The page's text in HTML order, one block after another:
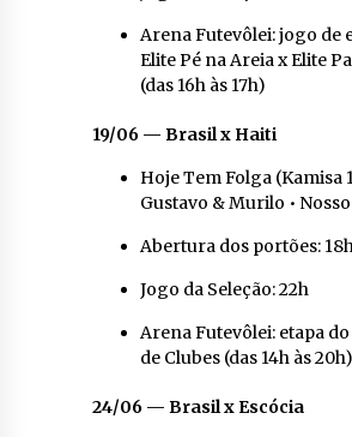
Arena Futevôlei: jogo de
Elite Pé na Areia x Elite
(das 16h às 17h)
19/06 — Brasil x Haiti
Hoje Tem Folga (Kamisa
Gustavo & Murilo •
Abertura dos portões:
Jogo da Seleção: 22h
Arena Futevôlei: etapa
de Clubes (das 14h às 20h)
24/06 — Brasil x Escócia